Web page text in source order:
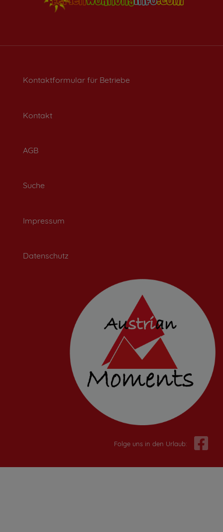
Kontaktformular für Betriebe
Kontakt
AGB
Suche
Impressum
Datenschutz
Folge uns in den Urlaub: